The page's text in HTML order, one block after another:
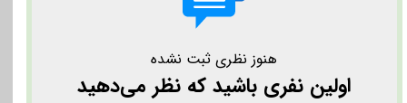
هنوز نظری ثبت نشده
اولین نفری باشید که نظر می‌دهید